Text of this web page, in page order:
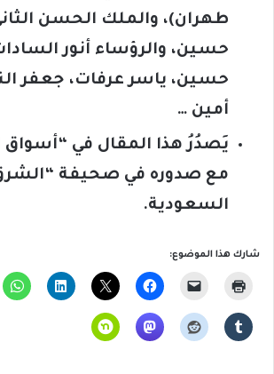
طهران)، والملك الحسن
حسين، والرؤساء أنور
حسين، ياسر عرفات، جعفر
أمين …
يَصدُرُ هذا المقال في “أسواق
مع صدوره في صحيفة
السعودية.
شارك هذا الموضوع: